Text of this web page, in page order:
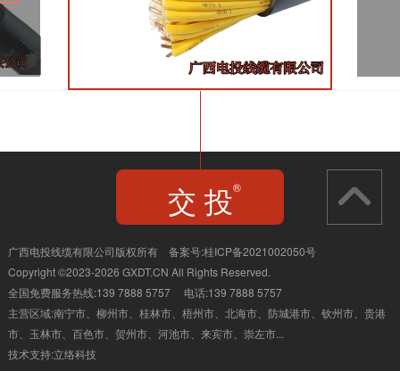
广西电投线缆有限公司版权所有 备案号:桂ICP备2021002050号
Copyright ©2023-2026 GXDT.CN All Rights Reserved.
全国免费服务热线:139 7888 5757 电话:139 7888 5757
交 投®
主营区域:南宁市、柳州市、桂林市、 梧州市、北海市、防城港市、钦州市、贵港
市、玉林市、百色市、贺州市、河池市、来宾市、崇左市...
技术支持:立络科技